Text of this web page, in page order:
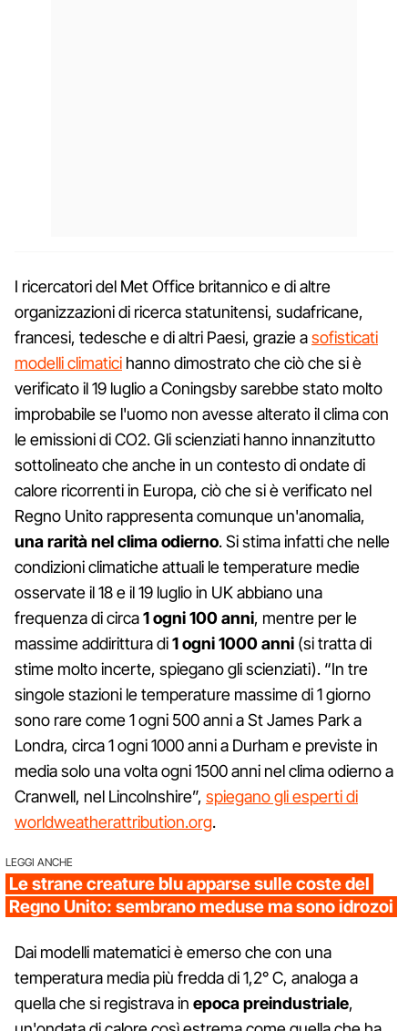
I ricercatori del Met Office britannico e di altre
organizzazioni di ricerca statunitensi, sudafricane,
francesi, tedesche e di altri Paesi, grazie asofisticati
modelli climatici hanno dimostrato che ciò che si è
verificato il 19 luglio a Coningsby sarebbe stato molto
improbabile se l'uomo non avesse alterato il clima con
le emissioni di CO2. Gli scienziati hanno innanzitutto
sottolineato che anche in un contesto di ondate di
calore ricorrenti in Europa, ciò che si è verificato nel
Regno Unito rappresenta comunque un'anomalia,
una rarità nel clima odierno. Si stima infatti che nelle
condizioni climatiche attuali le temperature medie
osservate il 18 e il 19 luglio in UK abbiano una
frequenza di circa1 ogni 100 anni, mentre per le
massime addirittura di1 ogni 1000 anni (si tratta di
stime molto incerte, spiegano gli scienziati). “In tre
singole stazioni le temperature massime di 1 giorno
sono rare come 1 ogni 500 anni a St James Park a
Londra, circa 1 ogni 1000 anni a Durham e previste in
media solo una volta ogni 1500 anni nel clima odierno a
Cranwell, nel Lincolnshire”, spiegano gli esperti di
worldweatherattribution.org.
LEGGI ANCHE
Le strane creature blu apparse sulle coste del
Regno Unito: sembrano meduse ma sono idrozoi
Dai modelli matematici è emerso che con una
temperatura media più fredda di 1,2° C, analoga a
quella che si registrava in epoca preindustriale,